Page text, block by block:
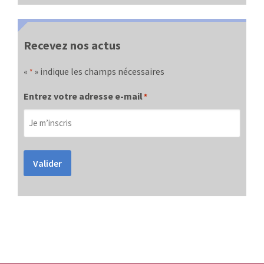
Recevez nos actus
« * » indique les champs nécessaires
Entrez votre adresse e-mail*
Valider